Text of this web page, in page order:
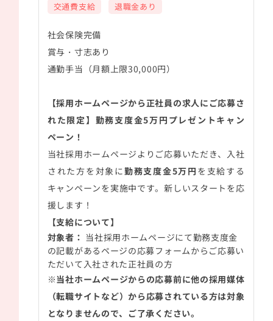
交通費支給
退職金あり
社会保険完備
賞与・寸志あり
通勤手当（月額上限30,000円）
【採用ホームページから正社員の求人にご応募さ
れた限定】勤務支度金5万円プレゼントキャン
ペーン！
当社採用ホームページよりご応募いただき、入社
された方を対象に勤務支度金5万円 を支給する
キャンペーンを実施中です。新しいスタートを応
援します！
【支給について】
対象者： 当社採用ホームページにて勤務支度金
の記載があるページの応募フォームからご応募い
ただいて入社された正社員の方
※当社ホームページからの応募前に他の採用媒体
（転職サイトなど）から応募されている方は対象
となりませんので、ご了承ください。